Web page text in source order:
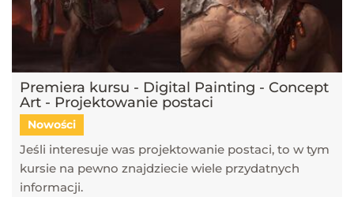
Premiera kursu - Digital Painting - Concept
Art - Projektowanie postaci
Nowości
Jeśli interesuje was projektowanie postaci, to w tym
kursie na pewno znajdziecie wiele przydatnych
informacji.